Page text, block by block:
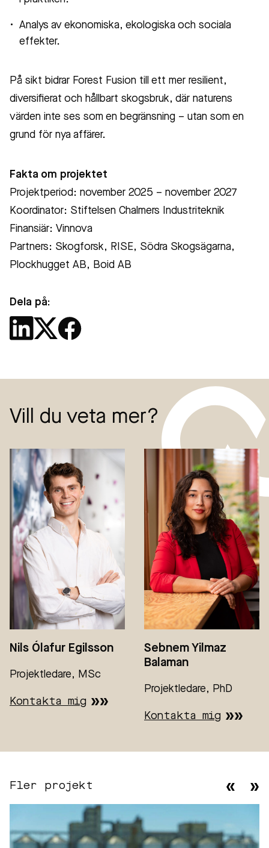
Analys av ekonomiska, ekologiska och sociala
effekter.
På sikt bidrar Forest Fusion till ett mer resilient,
diversifierat och hållbart skogsbruk, där naturens
värden inte ses som en begränsning – utan som en
grund för nya affärer.
Fakta om projektet
Projektperiod: november 2025 – november 2027
Koordinator: Stiftelsen Chalmers Industriteknik
Finansiär: Vinnova
Partners: Skogforsk, RISE, Södra Skogsägarna,
Plockhugget AB, Boid AB
Dela på:
Vill du veta mer?
Nils Ólafur Egilsson
Projektledare, MSc
Kontakta mig
Sebnem Yilmaz
Balaman
Projektledare, PhD
Kontakta mig
Fler projekt